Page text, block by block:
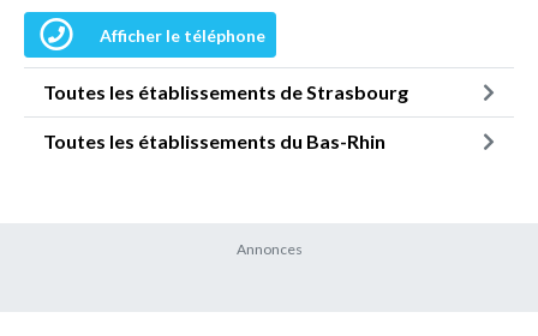
Afficher le téléphone
Toutes les établissements de Strasbourg
Toutes les établissements du Bas-Rhin